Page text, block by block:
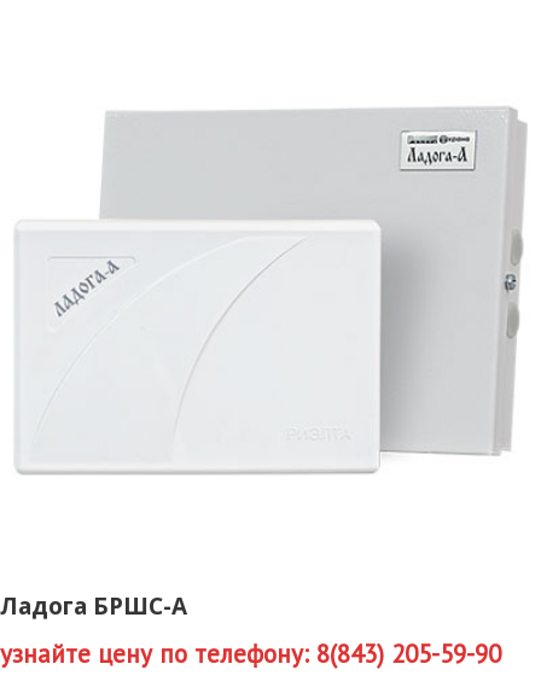
Ладога БРШС-А
узнайте цену по телефону: 8(843) 205-59-90